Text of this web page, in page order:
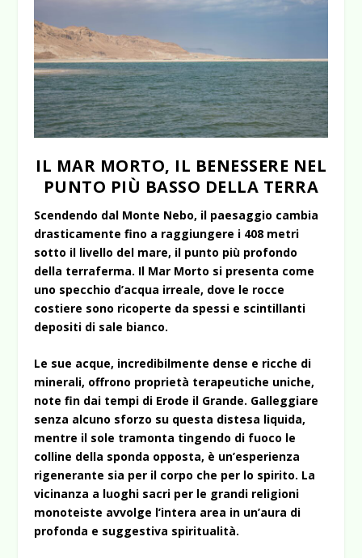
IL MAR MORTO, IL BENESSERE NEL
PUNTO PIÙ BASSO DELLA TERRA
Scendendo dal Monte Nebo, il paesaggio cambia
drasticamente fino a raggiungere i 408 metri
sotto il livello del mare, il punto più profondo
della terraferma. Il Mar Morto si presenta come
uno specchio d’acqua irreale, dove le rocce
costiere sono ricoperte da spessi e scintillanti
depositi di sale bianco.
Le sue acque, incredibilmente dense e ricche di
minerali, offrono proprietà terapeutiche uniche,
note fin dai tempi di Erode il Grande. Galleggiare
senza alcuno sforzo su questa distesa liquida,
mentre il sole tramonta tingendo di fuoco le
colline della sponda opposta, è un’esperienza
rigenerante sia per il corpo che per lo spirito. La
vicinanza a luoghi sacri per le grandi religioni
monoteiste avvolge l’intera area in un’aura di
profonda e suggestiva spiritualità.